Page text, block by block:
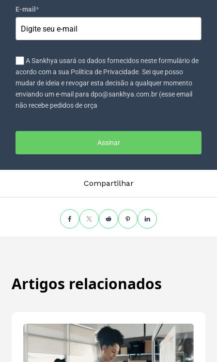
E-mail *
A Sankhya usará os dados fornecidos neste formulário de
acordo com a sua Política de Privacidade. Sei que posso
mudar de ideia e revogar esta decisão a qualquer momento
enviando um e-mail para dpo@sankhya.com.br (esse email
não recebe pedidos de orça
Assinar
Compartilhar
Artigos relacionados